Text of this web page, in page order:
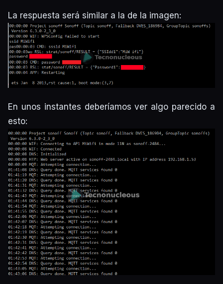
La respuesta será similar a la de la imagen:
En unos instantes deberíamos ver algo parecido a
esto: